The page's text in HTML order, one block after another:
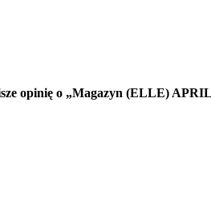
opinię o „Magazyn (ELLE)